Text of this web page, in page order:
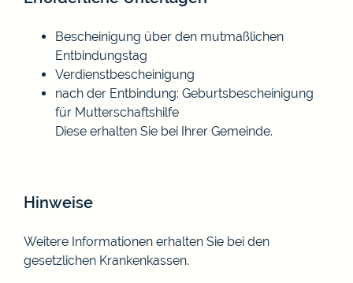
Bescheinigung über den mutmaßlichen
Entbindungstag
Verdienstbescheinigung
nach der Entbindung: Geburtsbescheinigung
für Mutterschaftshilfe
Diese erhalten Sie bei Ihrer Gemeinde.
Hinweise
Weitere Informationen erhalten Sie bei den
gesetzlichen Krankenkassen.